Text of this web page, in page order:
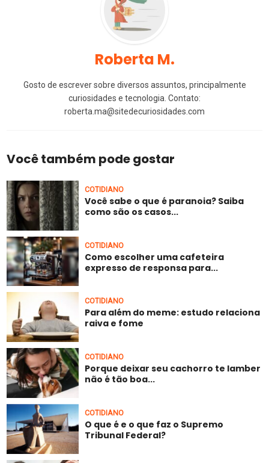
Roberta M.
Gosto de escrever sobre diversos assuntos, principalmente
curiosidades e tecnologia. Contato:
roberta.ma@sitedecuriosidades.com
Você também pode gostar
COTIDIANO
Você sabe o que é paranoia? Saiba
como são os casos...
COTIDIANO
Como escolher uma cafeteira
expresso de responsa para...
COTIDIANO
Para além do meme: estudo relaciona
raiva e fome
COTIDIANO
Porque deixar seu cachorro te lamber
não é tão boa...
COTIDIANO
O que é e o que faz o Supremo
Tribunal Federal?